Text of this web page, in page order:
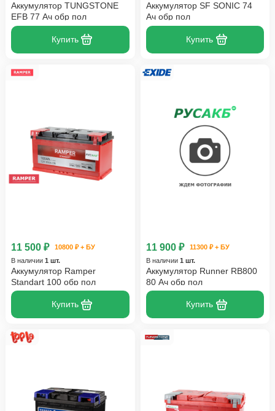
Аккумулятор TUNGSTONE
EFB 77 Ач обр пол
Купить
Аккумулятор SF SONIC 74
Ач обр пол
Купить
11 500 ₽
10800 ₽ + БУ
В наличии 1 шт.
Аккумулятор Ramper
Standart 100 обр пол
Купить
11 900 ₽
11300 ₽ + БУ
В наличии 1 шт.
Аккумулятор Runner RB800
80 Ач обр пол
Купить